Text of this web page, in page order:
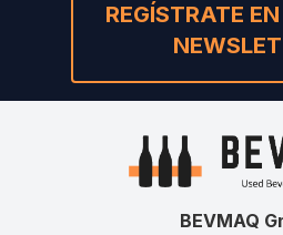
REGÍSTRATE
BEVMAQ